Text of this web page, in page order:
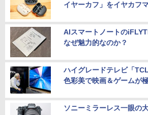
イヤーカフ」をイヤカフ
AIスマートノートの
なぜ魅力的なのか？
ハイグレードテレビ「
色彩美で映画＆ゲームが
ソニーミラーレス一眼の